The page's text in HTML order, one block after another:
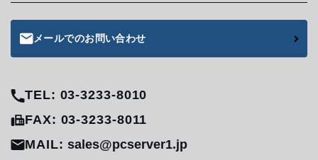
メールでのお問い合わせ
TEL: 03-3233-8010
FAX: 03-3233-8011
MAIL:sales@pcserver1.jp